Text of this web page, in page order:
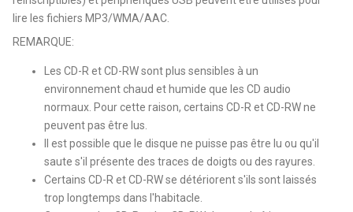
lire les fichiers MP3/WMA/AAC.
REMARQUE:
Les CD-R et CD-RW sont plus sensibles à un
environnement chaud et humide que les CD audio
normaux. Pour cette raison, certains CD-R et CD-RW ne
peuvent pas être lus.
Il est possible que le disque ne puisse pas être lu ou qu'il
saute s'il présente des traces de doigts ou des rayures.
Certains CD-R et CD-RW se détériorent s'ils sont laissés
trop longtemps dans l'habitacle.